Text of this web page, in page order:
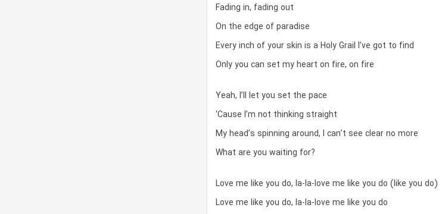
Fading in, fading out
On the edge of paradise
Every inch of your skin is a Holy Grail I’ve got to find
Only you can set my heart on fire, on fire
Yeah, I’ll let you set the pace
‘Cause I’m not thinking straight
My head’s spinning around, I can’t see clear no more
What are you waiting for?
Love me like you do, la-la-love me like you do (like you do)
Love me like you do, la-la-love me like you do